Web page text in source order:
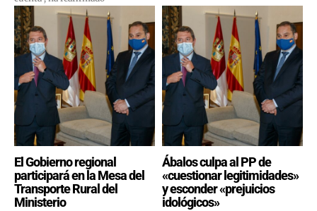
El Gobierno regional
participará en la Mesa del
Transporte Rural del
Ministerio
Ábalos culpa al PP de
«cuestionar legitimidades»
y esconder «prejuicios
idológicos»